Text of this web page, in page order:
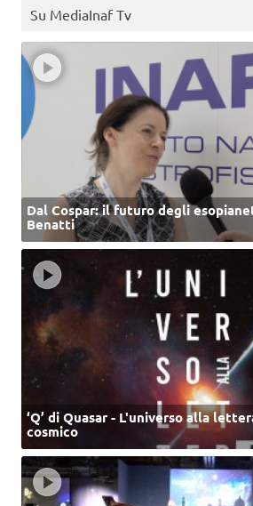
Su MediaInaf Tv
Dal Cospar: il futuro degli
Benatti
‘Q’ di Quasar - L'universo alla
cosmico